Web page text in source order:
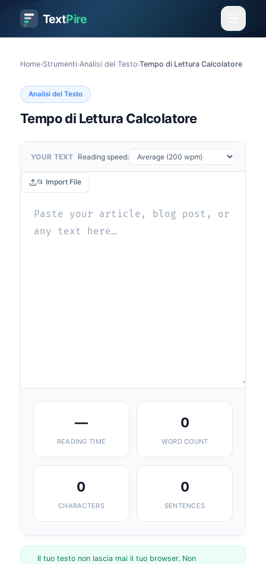
TextPire
Home›Strumenti›Analisi del Testo›Tempo di Lettura Calcolatore
Analisi del Testo
Tempo di Lettura Calcolatore
YOUR TEXT Reading speed:
📂 Import File
—
READING TIME
0
WORD COUNT
0
CHARACTERS
0
SENTENCES
Il tuo testo non lascia mai il tuo browser. Non